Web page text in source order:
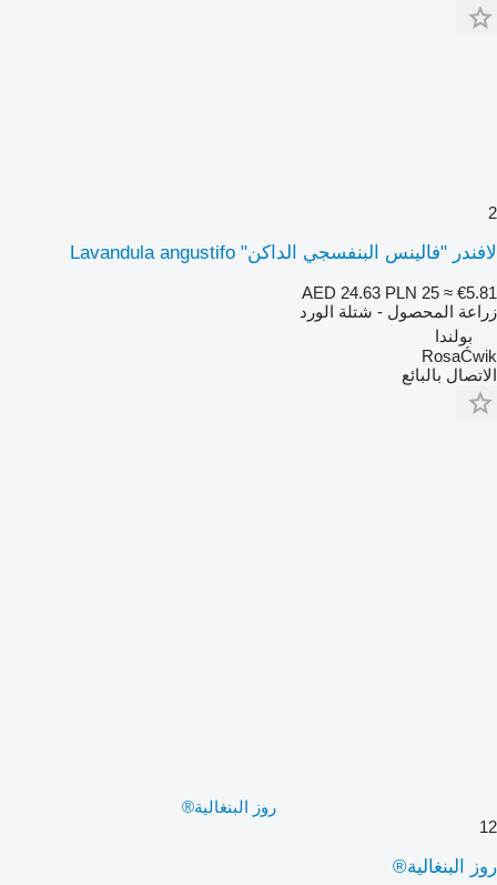
2
لافندر "فالينس البنفسجي الداكن" Lavandula angustifo
AED 24.63 PLN 25 ≈ €5.81
زراعة المحصول - شتلة الورد
بولندا
RosaĆwik
الاتصال بالبائع
روز البنغالية®
12
روز البنغالية®